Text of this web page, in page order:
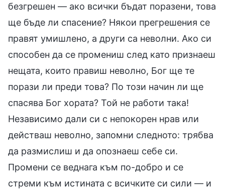
безгрешен — ако всички бъдат поразени, това
ще бъде ли спасение? Някои прегрешения се
правят умишлено, а други са неволни. Ако си
способен да се промениш след като признаеш
нещата, които правиш неволно, Бог ще те
порази ли преди това? По този начин ли ще
спасява Бог хората? Той не работи така!
Независимо дали си с непокорен нрав или
действаш неволно, запомни следното: трябва
да размислиш и да опознаеш себе си.
Промени се веднага към по-добро и се
стреми към истината с всичките си сили — и